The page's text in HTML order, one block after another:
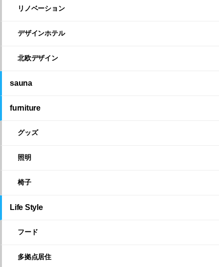
リノベーション
デザインホテル
北欧デザイン
sauna
furniture
グッズ
照明
椅子
Life Style
フード
多拠点居住